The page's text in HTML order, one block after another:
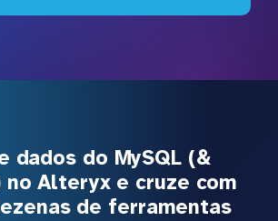
dados do MySQL (&
no Alteryx e cruze com
de ferramentas